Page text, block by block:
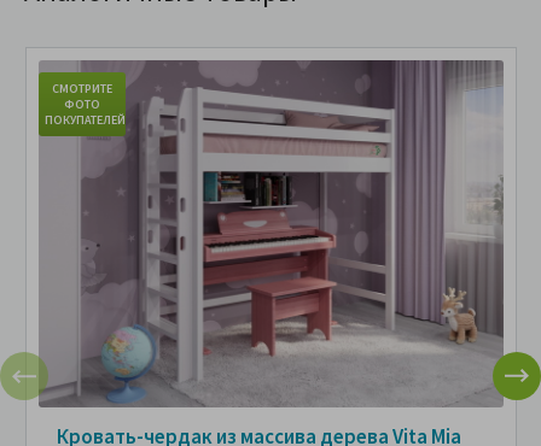
СМОТРИТЕ
ФОТО
ПОКУПАТЕЛЕЙ
Кровать-чердак из массива дерева Vita Mia